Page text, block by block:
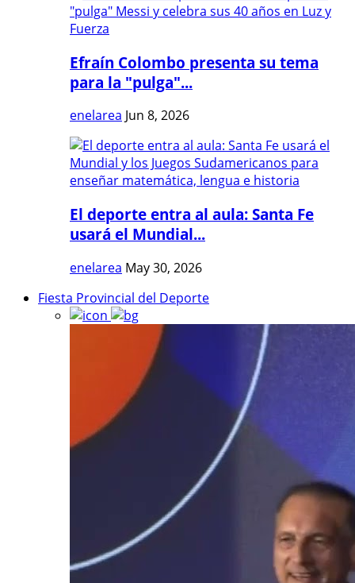
Efraín Colombo presenta su tema
para la "pulga"...
enelarea Jun 8, 2026
El deporte entra al aula: Santa Fe
usará el Mundial...
enelarea May 30, 2026
Fiesta Provincial del Deporte